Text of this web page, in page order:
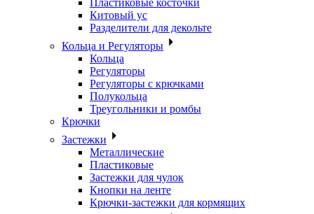
Пластиковые косточки
Китовый ус
Разделители для декольте
Кольца и Регуляторы
Кольца
Регуляторы
Регуляторы с крючками
Полукольца
Треугольники и ромбы
Крючки
Застежки
Металлические
Пластиковые
Застежки для чулок
Кнопки на ленте
Крючки-застежки для кормящих